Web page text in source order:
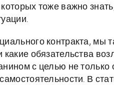
тоже важно
контракта,
какие обязательства
с целью не
В